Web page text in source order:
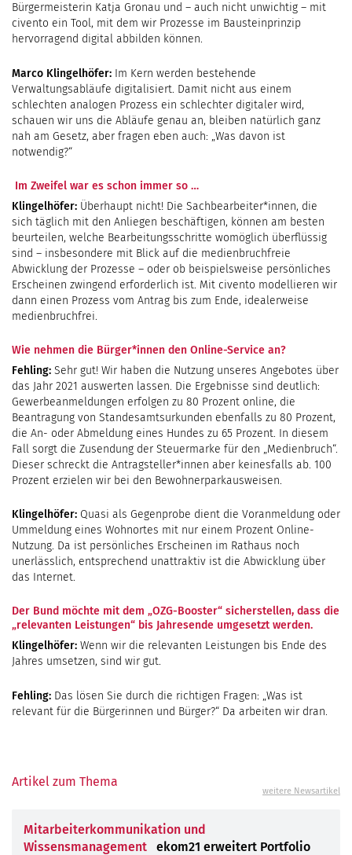
Bürgermeisterin Katja Gronau und – auch nicht unwichtig – mit
civento ein Tool, mit dem wir Prozesse im Bausteinprinzip
hervorragend digital abbilden können.
Marco Klingelhöfer: Im Kern werden bestehende
Verwaltungsabläufe digitalisiert. Damit nicht aus einem
schlechten analogen Prozess ein schlechter digitaler wird,
schauen wir uns die Abläufe genau an, bleiben natürlich ganz
nah am Gesetz, aber fragen eben auch: „Was davon ist
notwendig?“
Im Zweifel war es schon immer so …
Klingelhöfer: Überhaupt nicht! Die Sachbearbeiter*innen, die
sich täglich mit den Anliegen beschäftigen, können am besten
beurteilen, welche Bearbeitungsschritte womöglich überflüssig
sind – insbesondere mit Blick auf die medienbruchfreie
Abwicklung der Prozesse – oder ob beispielsweise persönliches
Erscheinen zwingend erforderlich ist. Mit civento modellieren wir
dann einen Prozess vom Antrag bis zum Ende, idealerweise
medienbruchfrei.
Wie nehmen die Bürger*innen den Online-Service an?
Fehling: Sehr gut! Wir haben die Nutzung unseres Angebotes über
das Jahr 2021 auswerten lassen. Die Ergebnisse sind deutlich:
Gewerbeanmeldungen erfolgen zu 80 Prozent online, die
Beantragung von Standesamtsurkunden ebenfalls zu 80 Prozent,
die An- oder Abmeldung eines Hundes zu 65 Prozent. In diesem
Fall sorgt die Zusendung der Steuermarke für den „Medienbruch“.
Dieser schreckt die Antragsteller*innen aber keinesfalls ab. 100
Prozent erzielen wir bei den Bewohnerparkausweisen.
Klingelhöfer: Quasi als Gegenprobe dient die Voranmeldung oder
Ummeldung eines Wohnortes mit nur einem Prozent Online-
Nutzung. Da ist persönliches Erscheinen im Rathaus noch
unerlässlich, entsprechend unattraktiv ist die Abwicklung über
das Internet.
Der Bund möchte mit dem „OZG-Booster“ sicherstellen, dass die
„relevanten Leistungen“ bis Jahresende umgesetzt werden.
Klingelhöfer: Wenn wir die relevanten Leistungen bis Ende des
Jahres umsetzen, sind wir gut.
Fehling: Das lösen Sie durch die richtigen Fragen: „Was ist
relevant für die Bürgerinnen und Bürger?“ Da arbeiten wir dran.
Artikel zum Thema
weitere Newsartikel
Mitarbeiterkommunikation und
Wissensmanagement
ekom21 erweitert Portfolio